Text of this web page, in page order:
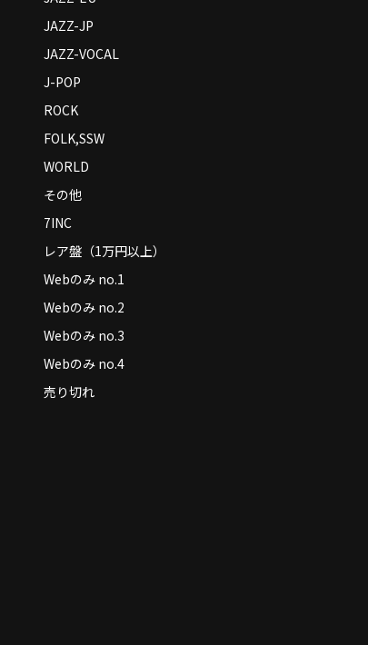
JAZZ-JP
JAZZ-VOCAL
J-POP
ROCK
FOLK,SSW
WORLD
その他
7INC
レア盤（1万円以上）
Webのみ no.1
Webのみ no.2
Webのみ no.3
Webのみ no.4
売り切れ